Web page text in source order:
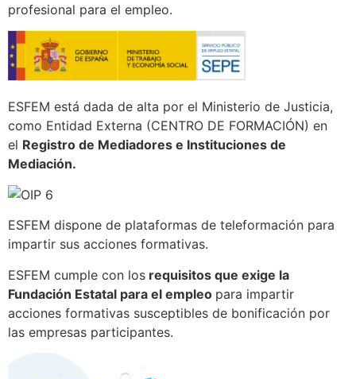
profesional para el empleo.
ESFEM está dada de alta por el Ministerio de Justicia,
como Entidad Externa (CENTRO DE FORMACIÓN) en
el Registro de Mediadores e Instituciones de
Mediación.
ESFEM dispone de plataformas de teleformación para
impartir sus acciones formativas.
​ESFEM cumple con los requisitos que exige la
Fundación Estatal para el empleo para impartir
acciones formativas susceptibles de bonificación por
las empresas participantes.